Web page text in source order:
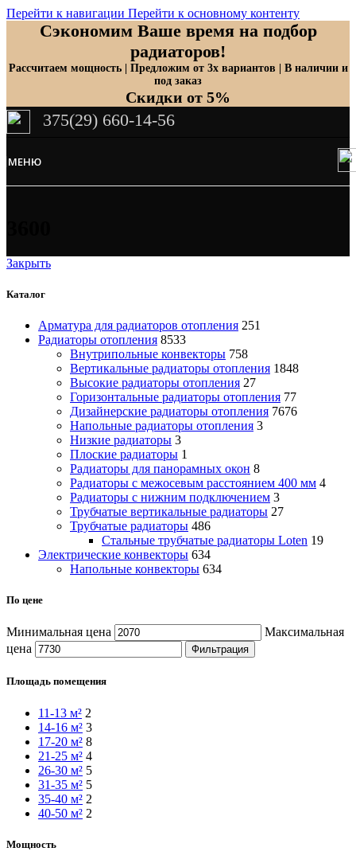
Перейти к навигации Перейти к основному контенту
Сэкономим Ваше время на подбор
радиаторов!
Рассчитаем мощность | Предложим от 3х вариантов | В наличии и
под заказ
Скидки от 5%
375(29) 660-14-56
МЕНЮ
Закрыть
Каталог
Арматура для радиаторов отопления 251
Радиаторы отопления 8533
Внутрипольные конвекторы 758
Вертикальные радиаторы отопления 1848
Высокие радиаторы отопления 27
Горизонтальные радиаторы отопления 77
Дизайнерские радиаторы отопления 7676
Напольные радиаторы отопления 3
Низкие радиаторы 3
Плоские радиаторы 1
Радиаторы для панорамных окон 8
Радиаторы с межосевым расстоянием 400 мм 4
Радиаторы с нижним подключением 3
Трубчатые вертикальные радиаторы 27
Трубчатые радиаторы 486
Cтальные трубчатые радиаторы Loten 19
Электрические конвекторы 634
Напольные конвекторы 634
По цене
Минимальная цена
Максимальная
цена
Фильтрация
Площадь помещения
11-13 м² 2
14-16 м² 3
17-20 м² 8
21-25 м² 4
26-30 м² 5
31-35 м² 5
35-40 м² 2
40-50 м² 2
Мощность